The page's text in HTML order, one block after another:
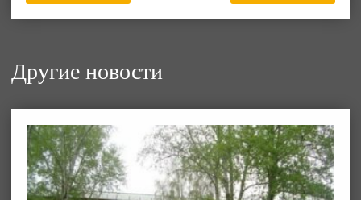
Другие новости